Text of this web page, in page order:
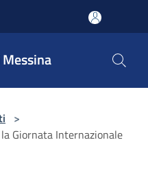
>
Giornata Internazionale